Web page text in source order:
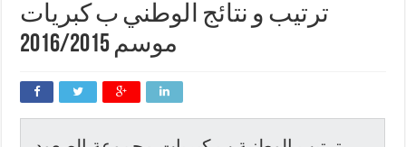
ترتيب و نتائج الوطني ب كبريات
موسم 2016/2015